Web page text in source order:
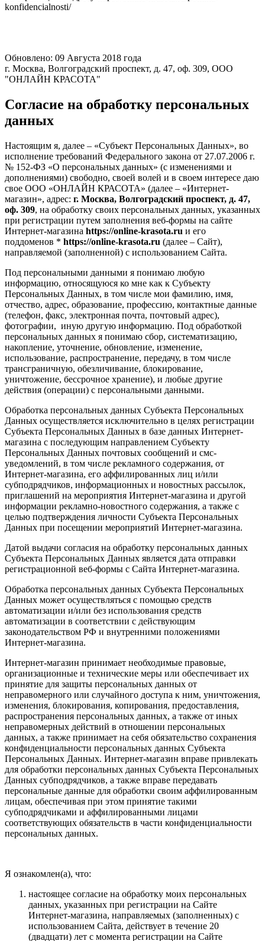
konfidencialnosti/
Обновлено: 09 Августа 2018 года
г. Москва, Волгоградский проспект, д. 47, оф. 309, ООО
"ОНЛАЙН КРАСОТА"
Согласие на обработку персональных
данных
Настоящим я, далее – «Субъект Персональных Данных», во
исполнение требований Федерального закона от 27.07.2006 г.
№ 152-ФЗ «О персональных данных» (с изменениями и
дополнениями) свободно, своей волей и в своем интересе даю
свое ООО «ОНЛАЙН КРАСОТА» (далее – «Интернет-
магазин», адрес: г. Москва, Волгоградский проспект, д. 47,
оф. 309, на обработку своих персональных данных, указанных
при регистрации путем заполнения веб-формы на сайте
Интернет-магазина https://online-krasota.ru и его
поддоменов * https://online-krasota.ru (далее – Сайт),
направляемой (заполненной) с использованием Сайта.
Под персональными данными я понимаю любую
информацию, относящуюся ко мне как к Субъекту
Персональных Данных, в том числе мои фамилию, имя,
отчество, адрес, образование, профессию, контактные данные
(телефон, факс, электронная почта, почтовый адрес),
фотографии, иную другую информацию. Под обработкой
персональных данных я понимаю сбор, систематизацию,
накопление, уточнение, обновление, изменение,
использование, распространение, передачу, в том числе
трансграничную, обезличивание, блокирование,
уничтожение, бессрочное хранение), и любые другие
действия (операции) с персональными данными.
Обработка персональных данных Субъекта Персональных
Данных осуществляется исключительно в целях регистрации
Субъекта Персональных Данных в базе данных Интернет-
магазина с последующим направлением Субъекту
Персональных Данных почтовых сообщений и смс-
уведомлений, в том числе рекламного содержания, от
Интернет-магазина, его аффилированных лиц и/или
субподрядчиков, информационных и новостных рассылок,
приглашений на мероприятия Интернет-магазина и другой
информации рекламно-новостного содержания, а также с
целью подтверждения личности Субъекта Персональных
Данных при посещении мероприятий Интернет-магазина.
Датой выдачи согласия на обработку персональных данных
Субъекта Персональных Данных является дата отправки
регистрационной веб-формы с Сайта Интернет-магазина.
Обработка персональных данных Субъекта Персональных
Данных может осуществляться с помощью средств
автоматизации и/или без использования средств
автоматизации в соответствии с действующим
законодательством РФ и внутренними положениями
Интернет-магазина.
Интернет-магазин принимает необходимые правовые,
организационные и технические меры или обеспечивает их
принятие для защиты персональных данных от
неправомерного или случайного доступа к ним, уничтожения,
изменения, блокирования, копирования, предоставления,
распространения персональных данных, а также от иных
неправомерных действий в отношении персональных
данных, а также принимает на себя обязательство сохранения
конфиденциальности персональных данных Субъекта
Персональных Данных. Интернет-магазин вправе привлекать
для обработки персональных данных Субъекта Персональных
Данных субподрядчиков, а также вправе передавать
персональные данные для обработки своим аффилированным
лицам, обеспечивая при этом принятие такими
субподрядчиками и аффилированными лицами
соответствующих обязательств в части конфиденциальности
персональных данных.
Я ознакомлен(а), что:
настоящее согласие на обработку моих персональных
данных, указанных при регистрации на Сайте
Интернет-магазина, направляемых (заполненных) с
использованием Cайта, действует в течение 20
(двадцати) лет с момента регистрации на Cайте